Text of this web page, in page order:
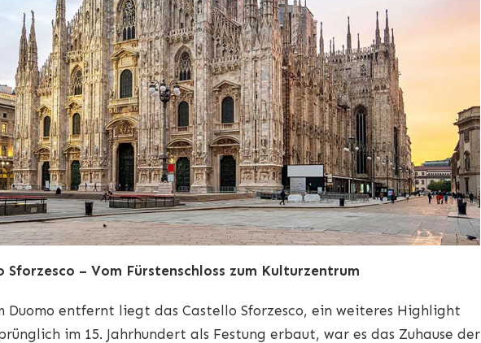
Sforzesco – Vom Fürstenschloss zum Kulturzentrum
Duomo entfernt liegt das Castello Sforzesco, ein weiteres Highlight
im 15. Jahrhundert als Festung erbaut, war es das Zuhause der